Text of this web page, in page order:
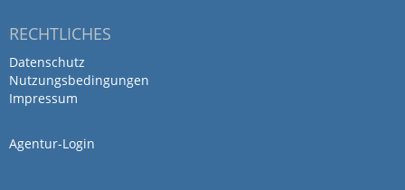
RECHTLICHES
Datenschutz
Nutzungsbedingungen
Impressum
Agentur-Login